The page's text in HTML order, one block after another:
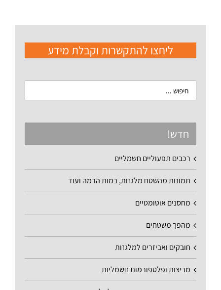
ליחצו להתקשרות וקבלת מידע
חדש!
רכבים תפעוליים חשמליים
תמונות מהשטח מלגזות, במות הרמה ועוד
מחסנים אוטומטיים
מהפך משטחים
חובקים ואביזרים למלגזות
מריצות ופלטפורמות חשמליות